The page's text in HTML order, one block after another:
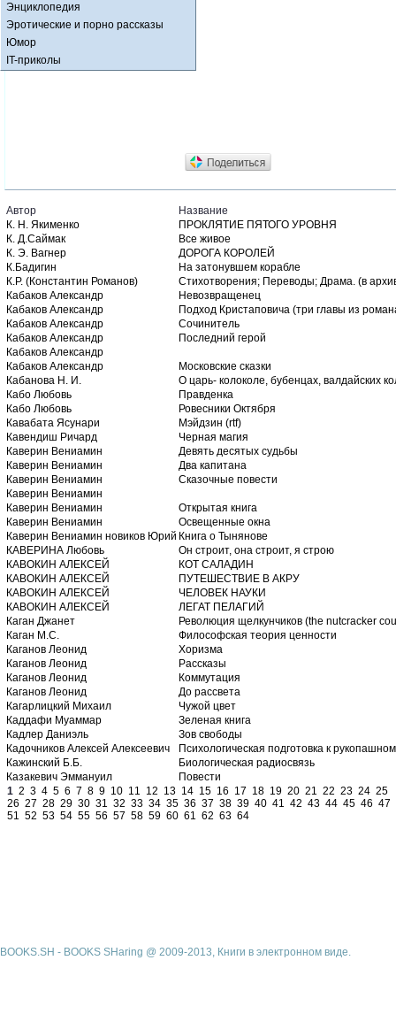
Энциклопедия
Эротические и порно рассказы
Юмор
IT-приколы
Автор
Название
К. H. Якименко
ПРОКЛЯТИЕ ПЯТОГО УРОВHЯ
К. Д.Саймак
Все живое
К. Э. Вагнер
ДОРОГА КОРОЛЕЙ
К.Бадигин
На затонувшем корабле
К.Р. (Константин Романов)
Стихотворения; Переводы; Драма. (в
Кабаков Александр
Невозвращенец
Кабаков Александр
Подход Кристаповича (три главы из
Кабаков Александр
Сочинитель
Кабаков Александр
Последний герой
Кабаков Александр
Кабаков Александр
Московские сказки
Кабанова Н. И.
О царь- колоколе, бубенцах, валдайских
Кабо Любовь
Правденка
Кабо Любовь
Ровесники Октября
Кавабата Ясунари
Мэйдзин (rtf)
Кавендиш Ричард
Черная магия
Каверин Вениамин
Девять десятых судьбы
Каверин Вениамин
Два капитана
Каверин Вениамин
Сказочные повести
Каверин Вениамин
Каверин Вениамин
Открытая книга
Каверин Вениамин
Освещенные окна
Каверин Вениамин новиков Юрий Книга о Тынянове
КАВЕРИНА Любовь
Он строит, она строит, я строю
КАВОКИН АЛЕКСЕЙ
КОТ САЛАДИН
КАВОКИН АЛЕКСЕЙ
ПУТЕШЕСТВИЕ В АКРУ
КАВОКИН АЛЕКСЕЙ
ЧЕЛОВЕК НАУКИ
КАВОКИН АЛЕКСЕЙ
ЛЕГАТ ПЕЛАГИЙ
Каган Джанет
Революция щелкунчиков (the nutcracker
Каган М.С.
Философская теория ценности
Каганов Леонид
Хоризма
Каганов Леонид
Рассказы
Каганов Леонид
Коммутация
Каганов Леонид
До рассвета
Кагарлицкий Михаил
Чужой цвет
Каддафи Муаммар
Зеленая книга
Кадлер Даниэль
Зов свободы
Кадочников Алексей Алексеевич
Психологическая подготовка к
Кажинский Б.Б.
Биологическая радиосвязь
Казакевич Эммануил
Повести
1 2 3 4 5 6 7 8 9 10 11 12 13 14 15 16 17 18 19 20 21 22 23 24 25
26 27 28 29 30 31 32 33 34 35 36 37 38 39 40 41 42 43 44 45 46 47
51 52 53 54 55 56 57 58 59 60 61 62 63 64
BOOKS.SH - BOOKS SHaring @ 2009-2013, Книги в электронном виде.